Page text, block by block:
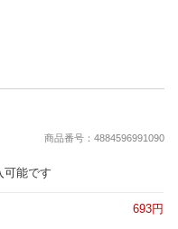
商品番号：4884596991090
可能です
693円